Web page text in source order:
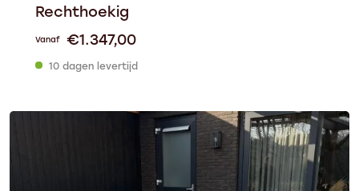
Rechthoekig
Vanaf €1.347,00
10 dagen levertijd